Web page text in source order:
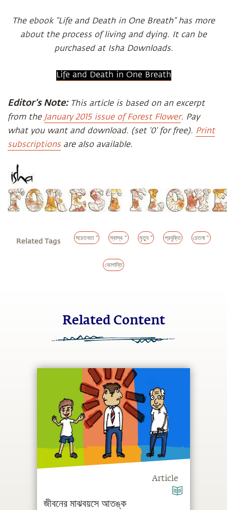
The ebook “Life and Death in One Breath” has more
about the process of living and dying. It can be
purchased at Isha Downloads.
Life and Death in One Breath
Editor’s Note: This article is based on an excerpt
from the January 2015 issue of Forest Flower. Pay
what you want and download. (set ‘0’ for free). Print
subscriptionsare also available.
Related Tags সচেতনতা " স্বাস্থ " মৃত্যু " প্রযুক্তি চেতনা "
ভোগান্তি
Related Content
Article
জীবনের মাঝবয়সে আতঙ্ক